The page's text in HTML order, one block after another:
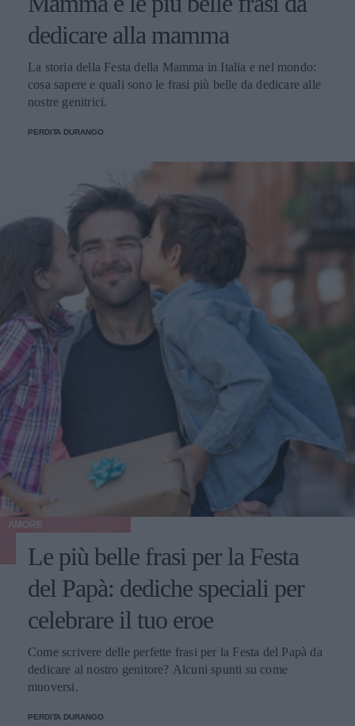
dedicare alla mamma
La storia della Festa della Mamma in Italia e nel mondo:
cosa sapere e quali sono le frasi più belle da dedicare alle
nostre genitrici.
PERDITA DURANGO
AMORE
Le più belle frasi per la Festa
del Papà: dediche speciali per
celebrare il tuo eroe
Come scrivere delle perfette frasi per la Festa del Papà da
dedicare al nostro genitore? Alcuni spunti su come
muoversi.
PERDITA DURANGO